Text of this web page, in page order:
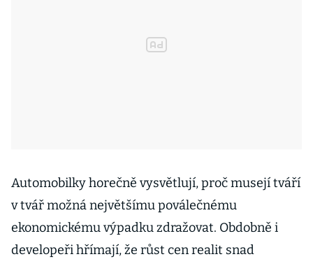
Automobilky horečně vysvětlují, proč musejí tváří
v tvář možná největšímu poválečnému
ekonomickému výpadku zdražovat. Obdobně i
developeři hřímají, že růst cen realit snad